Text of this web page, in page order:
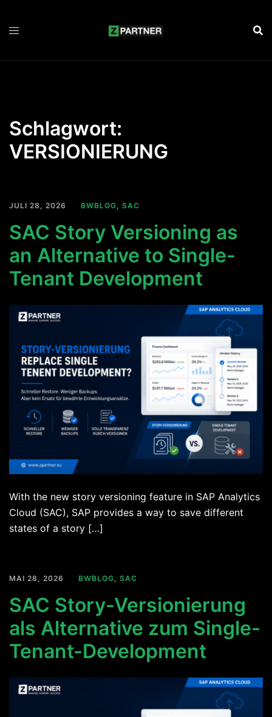
Schlagwort:
VERSIONIERUNG
JULI 28, 2026 BWBLOG, SAC
SAC Story Versioning as
an Alternative to Single-
Tenant Development
With the new story versioning feature in SAP Analytics
Cloud (SAC), SAP provides a way to save different
states of a story […]
MAI 28, 2026 BWBLOG, SAC
SAC Story-Versionierung
als Alternative zum Single-
Tenant-Development